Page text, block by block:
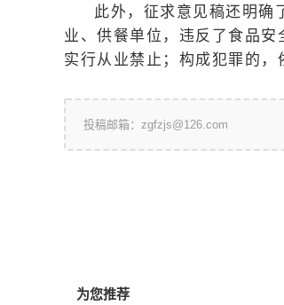
此外，征求意见稿还明确
业、供餐单位，违反了食品安
实行从业禁止；构成犯罪的，
投稿邮箱：zgfzjs@126.com
为您推荐